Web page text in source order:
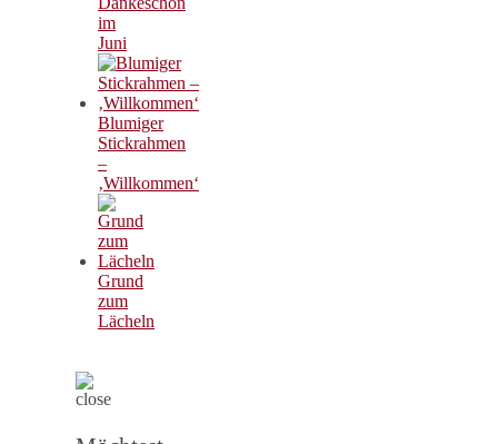
im
Juni
Blumiger
Stickrahmen
–
‚Willkommen‘
Grund
zum
Lächeln